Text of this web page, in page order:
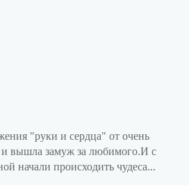
"руки и сердца" от очень
вышла замуж за любимого.И с
начали происходить чудеса...